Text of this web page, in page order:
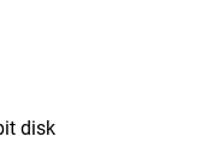
disk